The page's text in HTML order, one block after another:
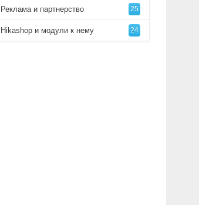
Реклама и партнерство 25
Hikashop и модули к нему 24